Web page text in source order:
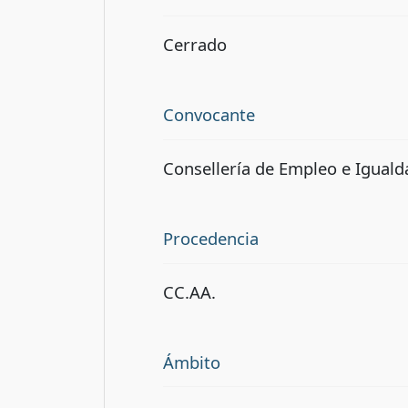
Cerrado
Convocante
Consellería de Empleo e
Procedencia
CC.AA.
Ámbito